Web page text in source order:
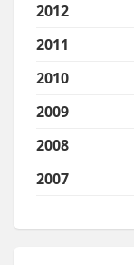
2012
2011
2010
2009
2008
2007